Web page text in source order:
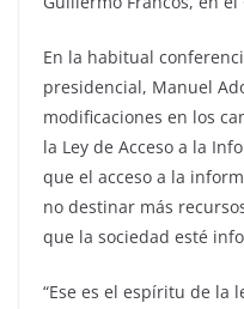
En la habitual
presidencial, Manuel
modificaciones en los
la Ley de Acceso a la
que el acceso a la
no destinar más
que la sociedad esté
“Ese es el espíritu de la